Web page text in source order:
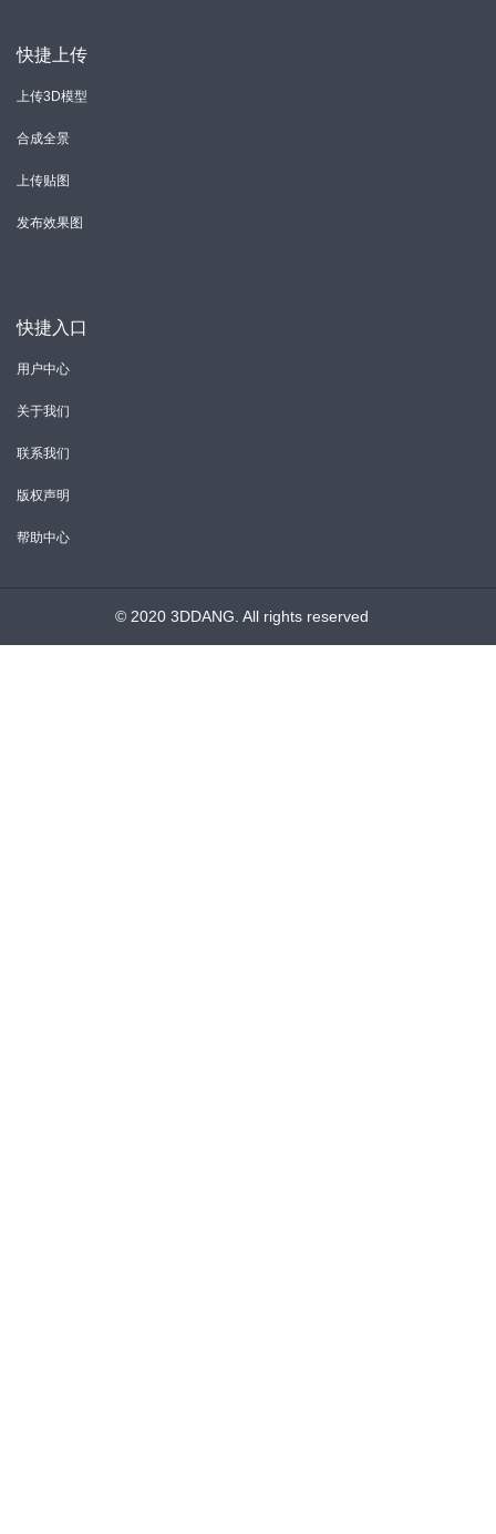
快捷上传
上传3D模型
合成全景
上传贴图
发布效果图
快捷入口
用户中心
关于我们
联系我们
版权声明
帮助中心
© 2020 3DDANG. All rights reserved